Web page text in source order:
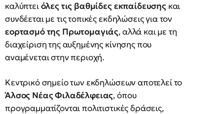
καλύπτειόλες τις βαθμίδες εκπαίδευσηςκαι
συνδέεται με τις τοπικές εκδηλώσεις για τον
εορτασμό της Πρωτομαγιάς, αλλά και με τη
διαχείριση της αυξημένης κίνησης που
αναμένεται στην περιοχή.
Κεντρικό σημείο των εκδηλώσεων αποτελεί το
Άλσος Νέας Φιλαδέλφειας, όπου
προγραμματίζονται πολιτιστικές δράσεις,